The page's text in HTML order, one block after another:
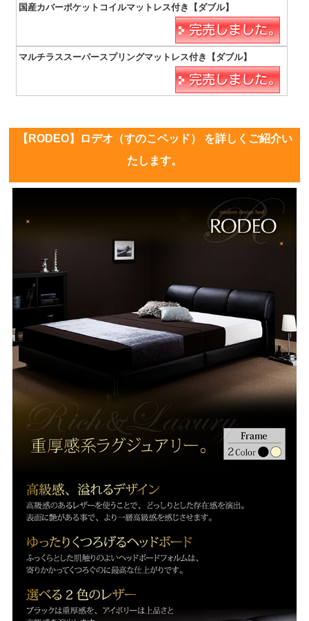
【RODEO】ロデオ（すのこベッド） を詳しくご紹介い
たします。